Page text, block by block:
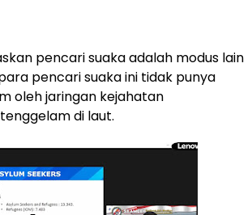
pencari suaka adalah modus lain
pencari suaka ini tidak punya
oleh jaringan kejahatan
di laut.